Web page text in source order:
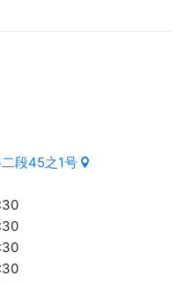
段45之1号